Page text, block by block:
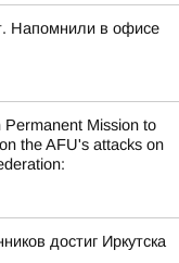
Напомнили в офисе
Mission to
the AFU's attacks on
достиг Иркутска